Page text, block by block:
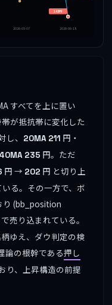
2026-05-07 2026-06-18
143円
すべてを上に置い
が抵抗帯に変化した
し、 20MA 211 円・
235 円。ただ
円 → 202 円 と切り上
る。その一方で、ボ
り (bb_position
売り込まれている。
ゆえ、ダウ判定の検
論の根幹である押し
り、上昇構造の前提